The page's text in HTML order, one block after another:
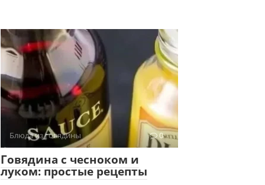
Блюда из говядины 0
Говядина с чесноком и
луком: простые рецепты